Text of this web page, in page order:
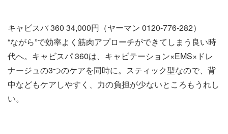
キャビスパ 360 34,000円（ヤーマン 0120-776-282）
“ながら”で効率よく筋肉アプローチができてしまう良い時
代へ。キャビスパ 360は、キャビテーション×EMS×ドレ
ナージュの3つのケアを同時に。スティック型なので、背
中などもケアしやすく、力の負担が少ないところもうれし
い。